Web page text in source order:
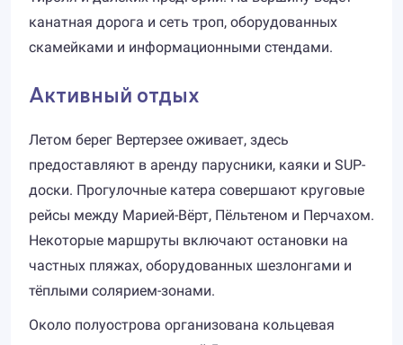
канатная дорога и сеть троп, оборудованных
скамейками и информационными стендами.
Активный отдых
Летом берег Вертерзее оживает, здесь
предоставляют в аренду парусники, каяки и SUP-
доски. Прогулочные катера совершают круговые
рейсы между Марией-Вёрт, Пёльтеном и Перчахом.
Некоторые маршруты включают остановки на
частных пляжах, оборудованных шезлонгами и
тёплыми солярием-зонами.
Около полуострова организована кольцевая